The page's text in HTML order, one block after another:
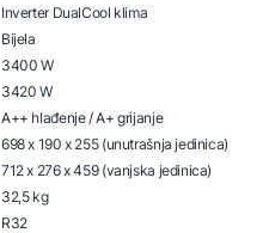
Inverter DualCool klima
Bijela
3400 W
3420 W
A++ hlađenje / A+ grijanje
698 x 190 x 255 (unutrašnja jedinica)
712 x 276 x 459 (vanjska jedinica)
32,5 kg
R32